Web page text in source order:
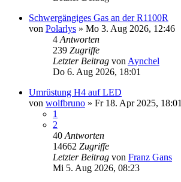
Schwergängiges Gas an der R1100R
von Polarlys » Mo 3. Aug 2026, 12:46
4 Antworten
239 Zugriffe
Letzter Beitrag von Aynchel
Do 6. Aug 2026, 18:01
Umrüstung H4 auf LED
von wolfbruno » Fr 18. Apr 2025, 18:01
1
2
40 Antworten
14662 Zugriffe
Letzter Beitrag von Franz Gans
Mi 5. Aug 2026, 08:23